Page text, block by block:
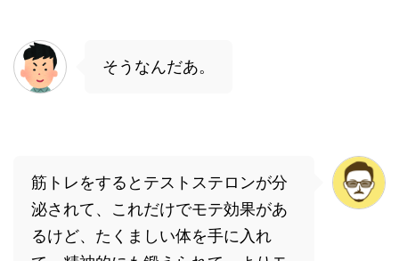
そうなんだあ。
筋トレをするとテストステロンが分
泌されて、これだけでモテ効果があ
るけど、たくましい体を手に入れ